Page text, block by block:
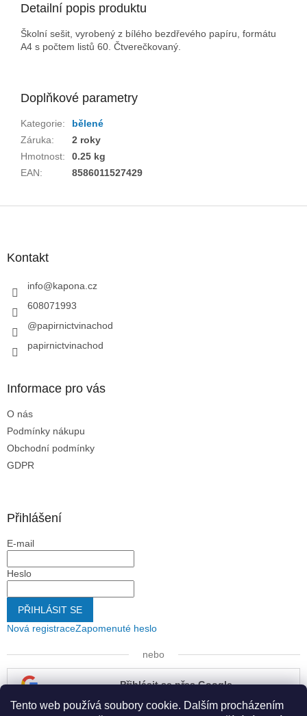
Tento web používá soubory cookie. Dalším procházením
Detailní popis produktu
Školní sešit, vyrobený z bílého bezdřevého papíru, formátu
A4 s počtem listů 60. Čtverečkovaný.
Doplňkové parametry
Kategorie:
bělené
Záruka:
2 roky
Hmotnost:
0.25 kg
EAN: 8586011527429
Kontakt
info@kapona.cz
608071993
@papirnictvinachod
papirnictvinachod
Informace pro vás
O nás
Podmínky nákupu
Obchodní podmínky
GDPR
Přihlášení
E-mail
Heslo
PŘIHLÁSIT SE
Nová registraceZapomenuté heslo
nebo
Přihlásit se přes Google